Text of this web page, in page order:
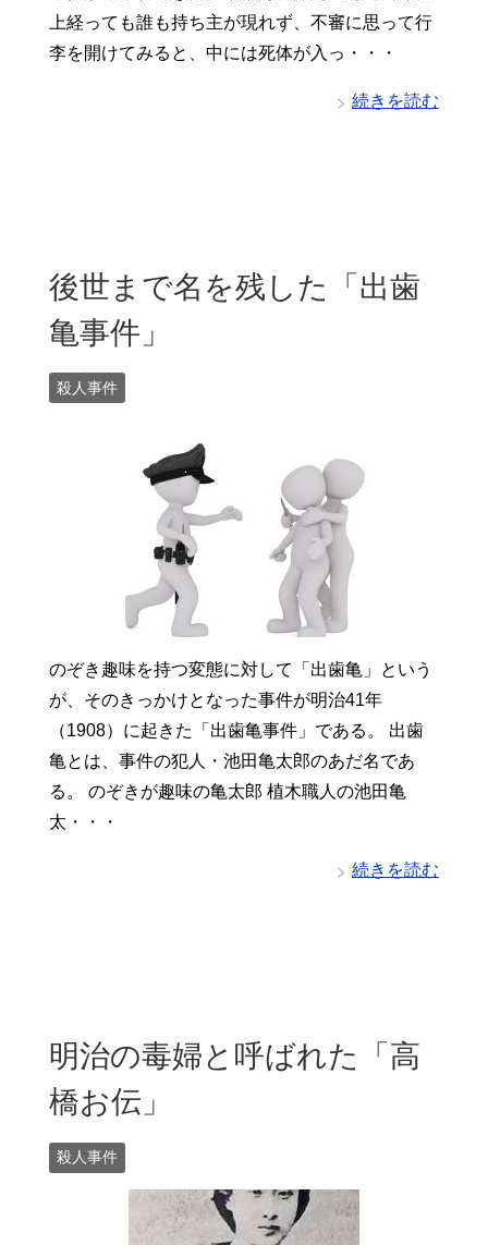
上経っても誰も持ち主が現れず、不審に思って行
李を開けてみると、中には死体が入っ・・・
続きを読む
後世まで名を残した「出歯
亀事件」
殺人事件
のぞき趣味を持つ変態に対して「出歯亀」という
が、そのきっかけとなった事件が明治41年
（1908）に起きた「出歯亀事件」である。 出歯
亀とは、事件の犯人・池田亀太郎のあだ名であ
る。 のぞきが趣味の亀太郎 植木職人の池田亀
太・・・
続きを読む
明治の毒婦と呼ばれた「高
橋お伝」
殺人事件